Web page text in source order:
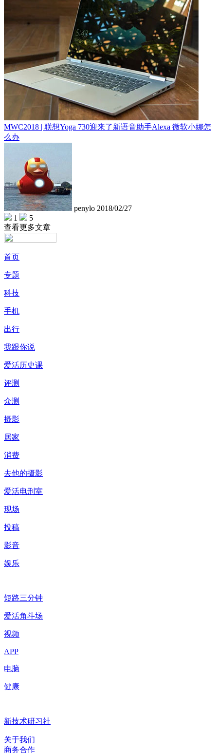
MWC2018 | 联想Yoga 730迎来了新语音助手Alexa 微软小娜怎
么办
penylo 2018/02/27
1
5
查看更多文章
首页
专题
科技
手机
出行
我跟你说
爱活历史课
评测
众测
摄影
居家
消费
去他的摄影
爱活电刑室
现场
投稿
影音
娱乐
短路三分钟
爱活角斗场
视频
APP
电脑
健康
新技术研习社
关于我们
商务合作